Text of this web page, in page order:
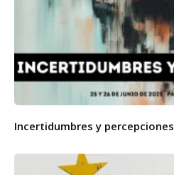
Incertidumbres y percepciones